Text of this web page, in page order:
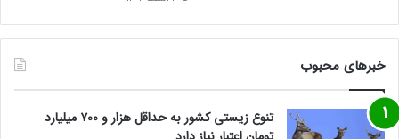
خبرهای محبوب
تنوع زیستی کشور به حداقل هزار و ۷۰۰ میلیارد